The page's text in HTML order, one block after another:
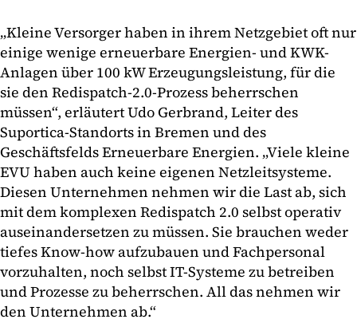
„Kleine Versorger haben in ihrem Netzgebiet oft nur
einige wenige erneuerbare Energien- und KWK-
Anlagen über 100 kW Erzeugungsleistung, für die
sie den Redispatch-2.0-Prozess beherrschen
müssen“, erläutert Udo Gerbrand, Leiter des
Suportica-Standorts in Bremen und des
Geschäftsfelds Erneuerbare Energien. „Viele kleine
EVU haben auch keine eigenen Netzleitsysteme.
Diesen Unternehmen nehmen wir die Last ab, sich
mit dem komplexen Redispatch 2.0 selbst operativ
auseinandersetzen zu müssen. Sie brauchen weder
tiefes Know-how aufzubauen und Fachpersonal
vorzuhalten, noch selbst IT-Systeme zu betreiben
und Prozesse zu beherrschen. All das nehmen wir
den Unternehmen ab.“